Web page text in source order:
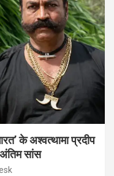
के अश्वत्थामा प्रदीप
सांस